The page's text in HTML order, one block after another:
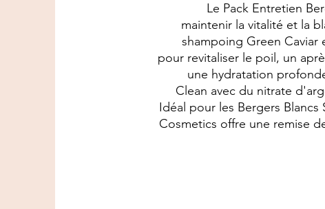
Le Pack Entretien
maintenir la vitalité et la
shampoing Green Caviar
pour revitaliser le poil, un
une hydratation
Clean avec du nitrate
Idéal pour les Bergers Blancs
Cosmetics offre une remise